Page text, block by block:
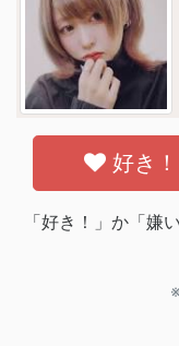
好き！
「好き！」か「嫌